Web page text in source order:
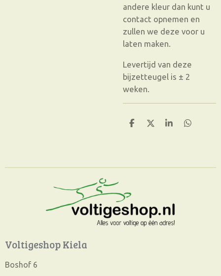
andere kleur dan kunt u
contact opnemen en
zullen we deze voor u
laten maken.
Levertijd van deze
bijzetteugel is ± 2
weken.
D
D
S
D
Voltigeshop Kiela
Boshof 6